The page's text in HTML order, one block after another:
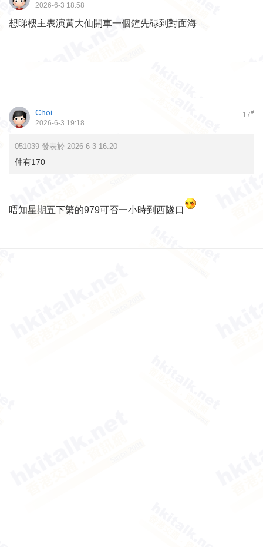
2026-6-3 18:58
想睇樓主表演黃大仙開車一個鐘先碌到對面海
17#
Choi
2026-6-3 19:18
051039 發表於 2026-6-3 16:20
仲有170
唔知星期五下繁的979可否一小時到西隧口